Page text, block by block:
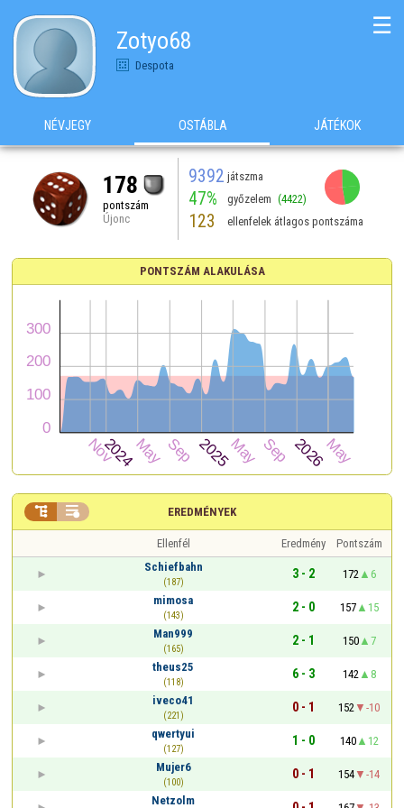
Zotyo68
Despota
☰
NÉVJEGY OSTÁBLA JÁTÉKOK
178
pontszám
Újonc
9392 játszma
47% győzelem (4422)
123 ellenfelek átlagos pontszáma
PONTSZÁM ALAKULÁSA
EREDMÉNYEK
 
Ellenfél Eredmény
Pontszám
Schiefbahn
(187)
3 - 2 172
6
mimosa
(143)
2 - 0 157
15
Man999
(165)
2 - 1 150
7
theus25
(118)
6 - 3 142
8
iveco41
(221)
0 - 1 152
-10
qwertyui
(127)
1 - 0 140
12
Mujer6
(100)
0 - 1 154
-14
Netzolm